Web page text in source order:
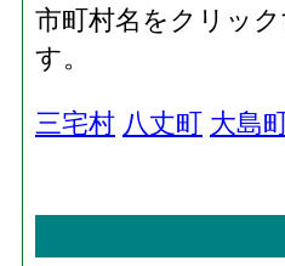
市町村名をクリッ
す。
三宅村 八丈町 大島